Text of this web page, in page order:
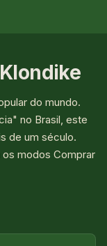
do mundo.
no Brasil, este
de um século.
modos Comprar